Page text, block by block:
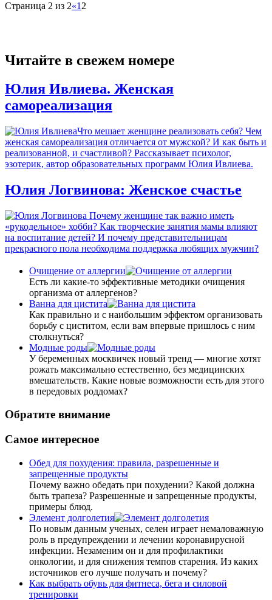
Страница 2 из 2«12
Читайте в свежем номере
Юлия Ивлиева. Женская
самореализация
Что мешает женщине реализовать себя? Чем
женская самореализация отличается от мужской? И как быть и
реализованной, и счастливой? Рассказывает психолог,
эзотерик, автор образовательных программ Юлия Ивлиева.
Юлия Логвинова: Женское счастье
Почему женщине так важно иметь
«рукодельное» хобби? Как творческие занятия мамы влияют
на воспитание детей? И почему представительницам
прекрасного пола необходима поддержка любящих мужчин?
Очищение от аллергии
Есть ли какие-то эффективные методики очищения
организма от аллергенов?
Ванна для цистита
Как правильно и с наибольшим эффектом организовать
борьбу с циститом, если вам впервые пришлось с ним
столкнуться?
Модные роды
У беременных москвичек новый тренд — многие хотят
рожать максимально естественно, без медицинских
вмешательств. Какие новые возможности есть для этого
в передовых роддомах?
Обратите внимание
Самое интересное
Обед для похудения: правила, разрешенные и
запрещенные продукты
Почему важно обедать при похудении? Какой должна
быть трапеза? Разрешенные и запрещенные продукты,
примеры блюд.
Элемент долголетия
По новым данным ученых, селен играет немаловажную
роль в преду­преждении и лечении коронавирусной
инфекции. Незаменим он и для профилактики
онкологии, и для снижения темпов старения. Из каких
источников его лучше получать и почему?
Как выбрать обувь для фитнеса, бега и силовой
тренировки